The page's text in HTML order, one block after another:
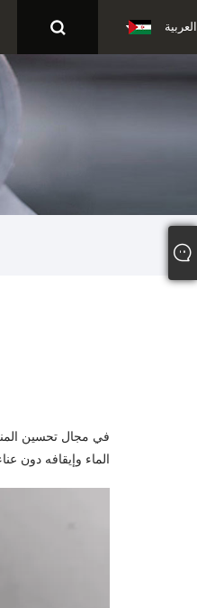
العربية
في مجال تحسين
الماء وإيقافه دون